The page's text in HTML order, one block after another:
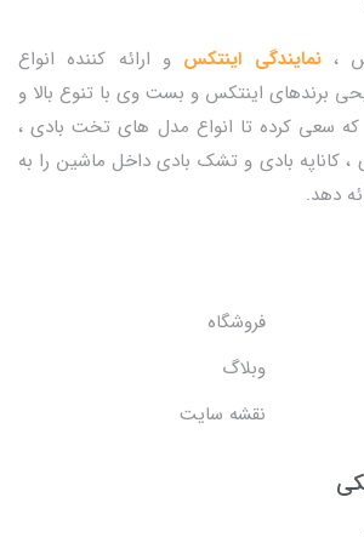
،نمایندگی اینتکس و ارائه کننده انواع
برندهای اینتکس و بست وی با تنوع بالا و
سعی کرده تا انواع مدل های تخت بادی ،
کاناپه بادی و تشک بادی داخل ماشین را به
دهد.
فروشگاه
وبلاگ
نقشه سایت